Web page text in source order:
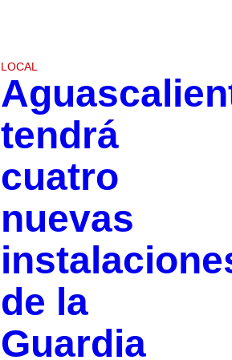
LOCAL
tendrá
cuatro
nuevas
de la
Guardia